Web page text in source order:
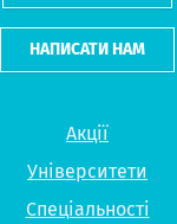
Акції
Університети
Спеціальності
НАПИСАТИ НАМ